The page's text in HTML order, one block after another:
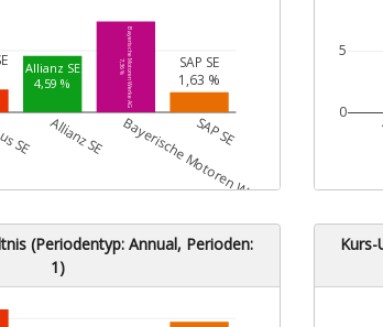
Allianz SE
4,59 %
Bayerische Motoren Werke AG
7,36 % SAP SE
1,63 %
SE Allianz SE Bayerische Motoren Werke AG
SAP SE
0
5
(Periodentyp: Annual, Perioden:
1)
Kurs-